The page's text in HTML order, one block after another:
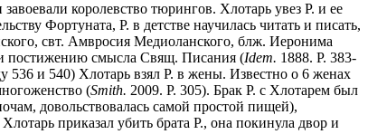
королевство тюрингов. Хлотарь увез Р. и ее
Фортуната, Р. в детстве научилась читать и писать,
свт. Амвросия Медиоланского, блж. Иеронима
постижению смысла Свящ. Писания (Idem. 1888. P. 383-
536 и 540) Хлотарь взял Р. в жены. Известно о 6 женах
(Smith. 2009. P. 305). Брак Р. с Хлотарем был
довольствовалась самой простой пищей),
приказал убить брата Р., она покинула двор и